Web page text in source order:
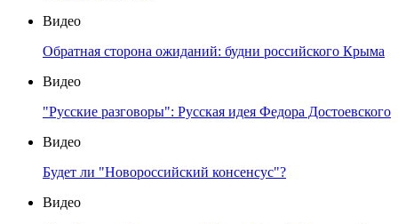
Видео
Обратная сторона ожиданий: будни российского Крыма
Видео
"Русские разговоры": Русская идея Федора Достоевского
Видео
Будет ли "Новороссийский консенсус"?
Видео